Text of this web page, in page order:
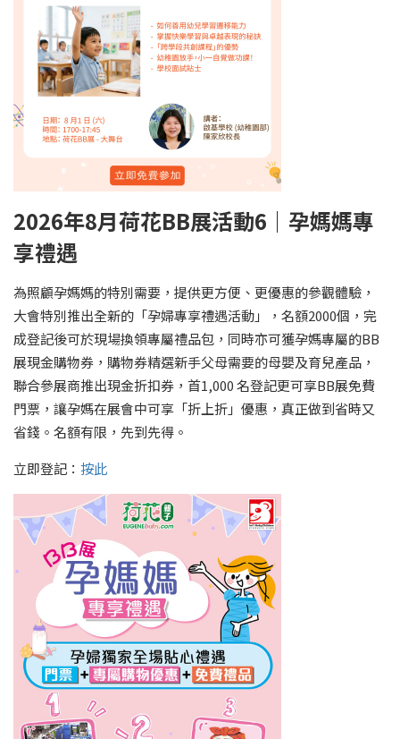
2026年8月荷花BB展活動6｜孕媽媽專
享禮遇
為照顧孕媽媽的特別需要，提供更方便、更優惠的參觀體驗，
大會特別推出全新的「孕婦專享禮遇活動」，名額2000個，完
成登記後可於現場換領專屬禮品包，同時亦可獲孕媽專屬的BB
展現金購物券，購物券精選新手父母需要的母嬰及育兒產品，
聯合參展商推出現金折扣券，首1,000 名登記更可享BB展免費
門票，讓孕媽在展會中可享「折上折」優惠，真正做到省時又
省錢。名額有限，先到先得。
立即登記： 按此